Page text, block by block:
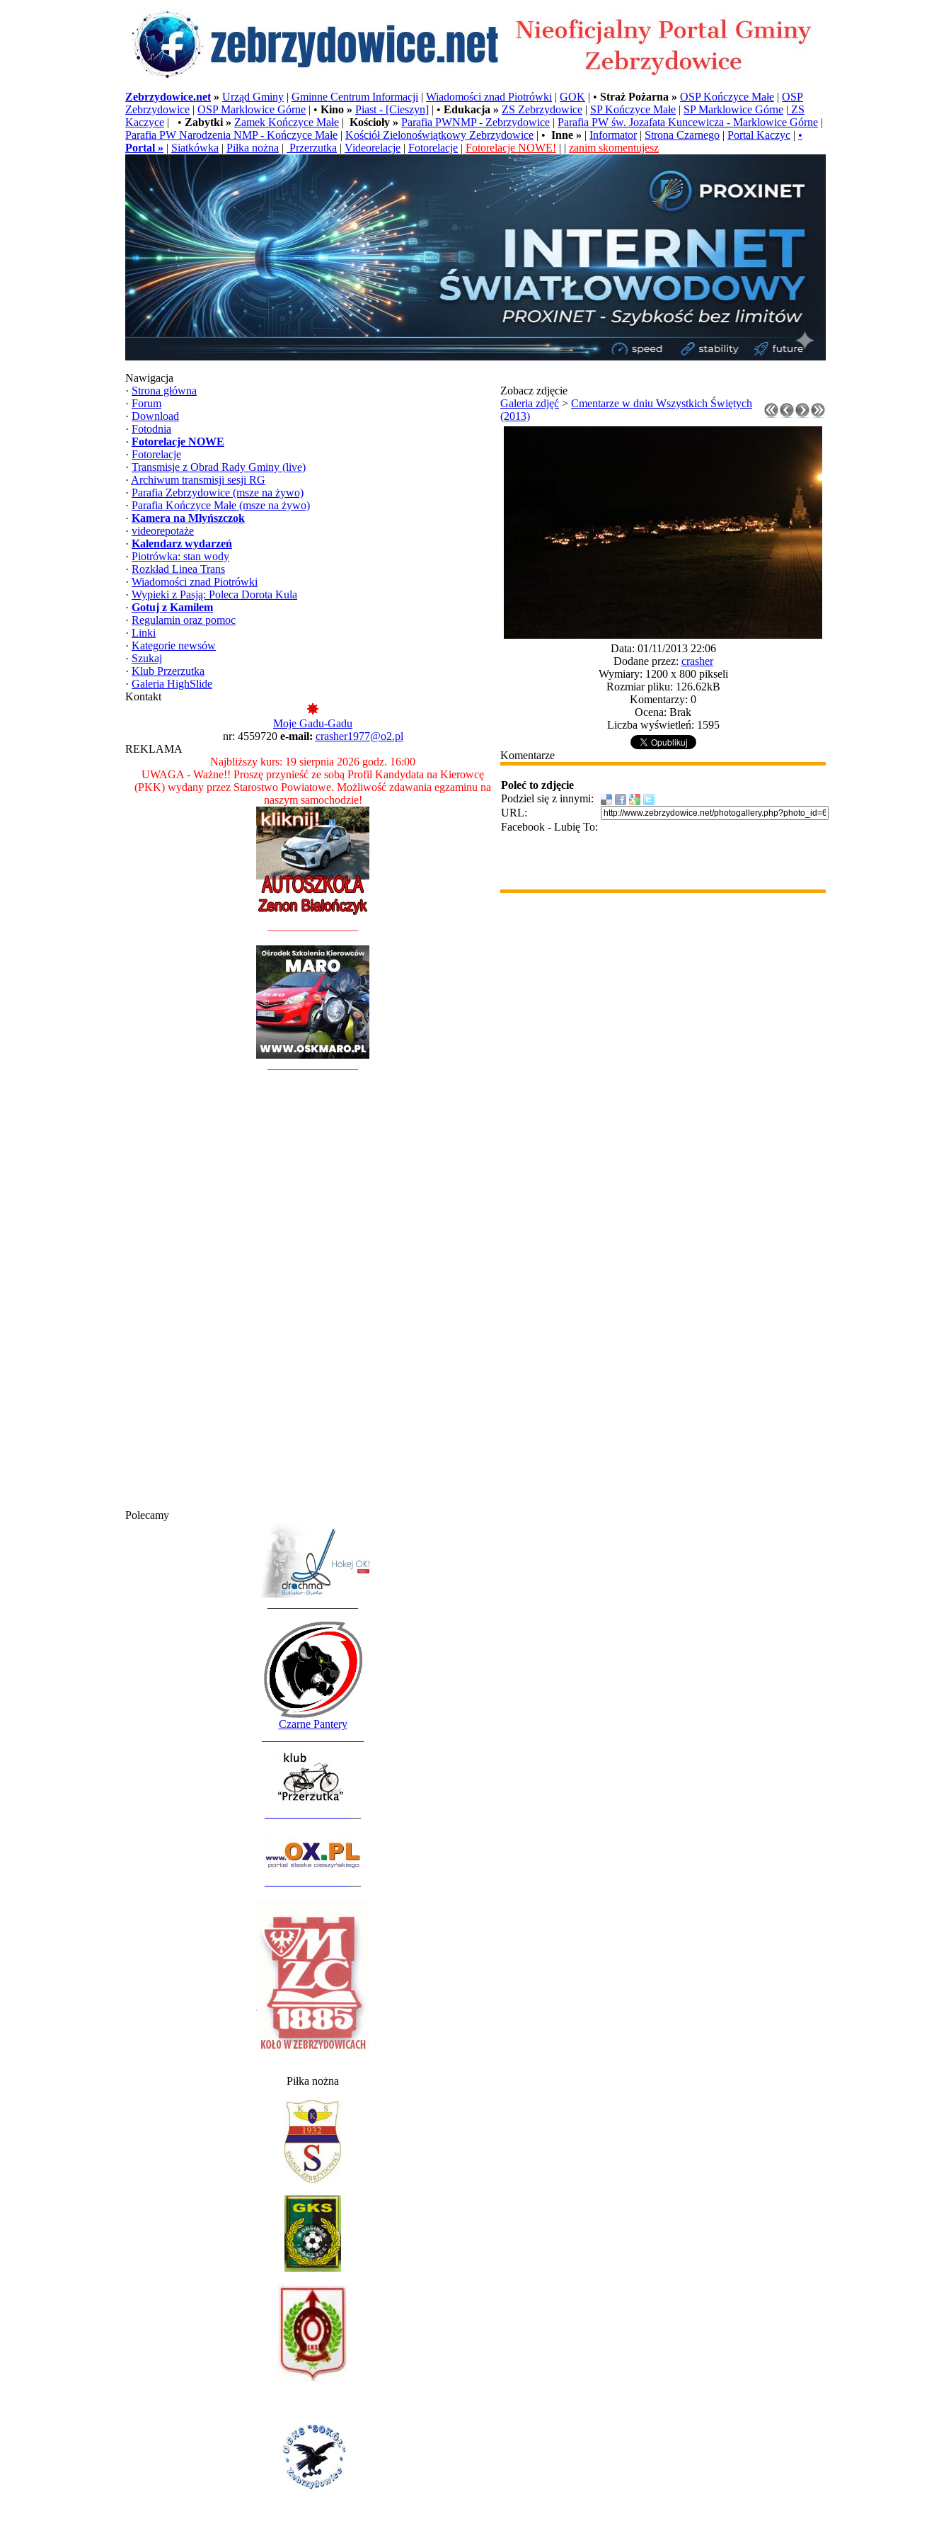
Zebrzydowice.net » Urząd Gminy | Gminne Centrum Informacji | Wiadomości znad Piotrówki | GOK | • Straż Pożarna » OSP Kończyce Małe | OSP
Zebrzydowice | OSP Marklowice Górne | • Kino » Piast - [Cieszyn] | • Edukacja » ZS Zebrzydowice | SP Kończyce Małe | SP Marklowice Górne | ZS
Kaczyce | • Zabytki » Zamek Kończyce Małe | Kościoły » Parafia PWNMP - Zebrzydowice | Parafia PW św. Jozafata Kuncewicza - Marklowice Górne |
Parafia PW Narodzenia NMP - Kończyce Małe | Kościół Zielonoświątkowy Zebrzydowice | • Inne » | Informator| Strona Czarnego | Portal Kaczyc | •
Portal » | Siatkówka | Piłka nożna | Przerzutka | Videorelacje | Fotorelacje | Fotorelacje NOWE! | | zanim skomentujesz
Nawigacja
· Strona główna
· Forum
· Download
· Fotodnia
· Fotorelacje NOWE
· Fotorelacje
· Transmisje z Obrad Rady Gminy (live)
· Archiwum transmisji sesji RG
· Parafia Zebrzydowice (msze na żywo)
· Parafia Kończyce Małe (msze na żywo)
· Kamera na Młyńszczok
· videorepotaże
· Kalendarz wydarzeń
· Piotrówka: stan wody
· Rozkład Linea Trans
· Wiadomości znad Piotrówki
· Wypieki z Pasją: Poleca Dorota Kula
· Gotuj z Kamilem
· Regulamin oraz pomoc
· Linki
· Kategorie newsów
· Szukaj
· Klub Przerzutka
· Galeria HighSlide
Kontakt
Moje Gadu-Gadu
nr: 4559720 e-mail: crasher1977@o2.pl
REKLAMA
Najbliższy kurs: 19 sierpnia 2026 godz. 16:00
UWAGA - Ważne!! Proszę przynieść ze sobą Profil Kandydata na Kierowcę
(PKK) wydany przez Starostwo Powiatowe. Możliwość zdawania egzaminu na
naszym samochodzie!
Polecamy
Czarne Pantery
Piłka nożna
Zobacz zdjęcie
Galeria zdjęć > Cmentarze w dniu Wszystkich Świętych
(2013)
Data: 01/11/2013 22:06
Dodane przez: crasher
Wymiary: 1200 x 800 pikseli
Rozmiar pliku: 126.62kB
Komentarzy: 0
Ocena: Brak
Liczba wyświetleń: 1595
Komentarze
Poleć to zdjęcie
Podziel się z innymi:
URL:
Facebook - Lubię To: